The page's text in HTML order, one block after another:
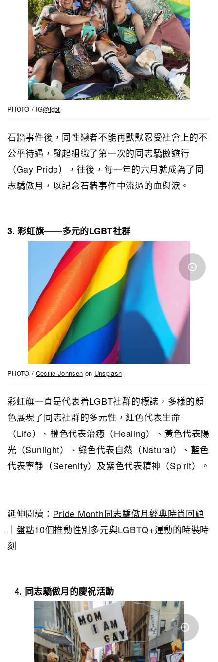
PHOTO / IG@lgbt
石牆事件後，同性戀者不能再默默忍受社會上的不
公平待遇，發起組織了第一次的同志驕傲遊行
（Gay Pride），往後，每一年的六月就成為了同
志驕傲月，以記念石牆事件中流過的血與淚。
3. 彩虹旗——多元的LGBT社群
PHOTO / Cecilie Johnsen on Unsplash
彩虹旗一直是代表着LGBT社群的標誌，多樣的顏
色展現了同志社群的多元性，紅色代表生命
（Life）、橙色代表治癒（Healing）、黃色代表陽
光（Sunlight）、綠色代表自然（Natural）、藍色
代表寧靜（Serenity）及紫色代表精神（Spirit）。
延伸閱讀： Pride Month同志驕傲月經典時尚回顧
｜盤點10個推動性別多元與LGBTQ+運動的時裝時
刻
4. 同志驕傲月的慶祝活動